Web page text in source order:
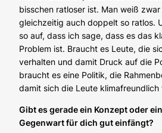
bisschen ratloser ist. Man weiß
gleichzeitig auch doppelt so ratlos.
so auf, dass ich sage, dass es das
Problem ist. Braucht es Leute, die
verhalten und damit Druck auf die
braucht es eine Politik, die
damit sich die Leute klimafreundlich
Gibt es gerade ein Konzept oder
Gegenwart für dich gut einfängt?